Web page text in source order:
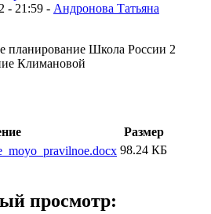
- 21:59 - Андронова Татьяна
планирование Школа России 2
Климановой
Размер
98.24 КБ
просмотр: